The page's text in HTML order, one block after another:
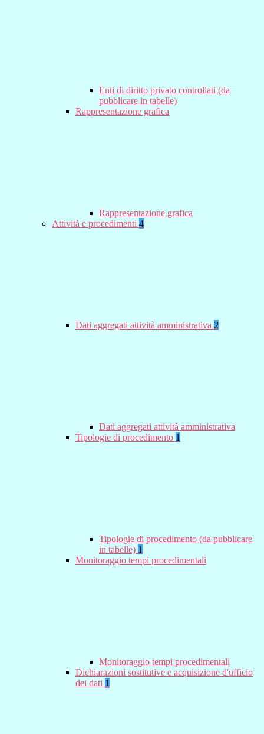
Enti di diritto privato controllati (da
pubblicare in tabelle)
Rappresentazione grafica
Rappresentazione grafica
Attività e procedimenti 4
Dati aggregati attività amministrativa 2
Dati aggregati attività amministrativa
Tipologie di procedimento 1
Tipologie di procedimento (da pubblicare
in tabelle) 1
Monitoraggio tempi procedimentali
Monitoraggio tempi procedimentali
Dichiarazioni sostitutive e acquisizione d'ufficio
dei dati 1